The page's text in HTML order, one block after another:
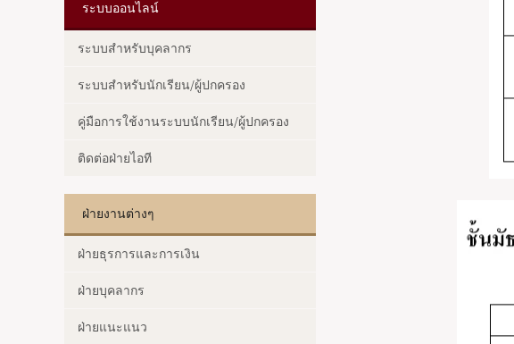
ระบบออนไลน์
ระบบสำหรับบุคลากร
ระบบสำหรับนักเรียน/ผู้ปกครอง
คู่มือการใช้งานระบบนักเรียน/ผู้ปกครอง
ติดต่อฝ่ายไอที
ฝ่ายงานต่างๆ
ฝ่ายธุรการและการเงิน
ฝ่ายบุคลากร
ฝ่ายแนะแนว